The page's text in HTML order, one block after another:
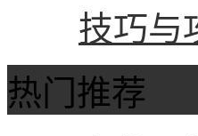
技巧与
热门推荐